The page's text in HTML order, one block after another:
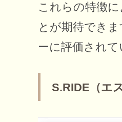
これらの特徴
とが期待でき
ーに評価され
S.RIDE（エ